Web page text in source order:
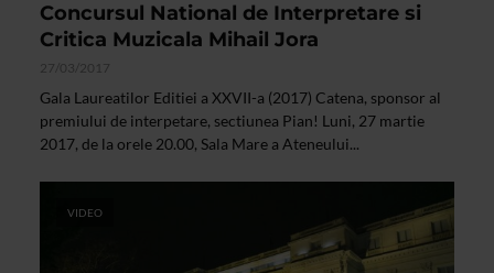
Concursul National de Interpretare si
Critica Muzicala Mihail Jora
27/03/2017
Gala Laureatilor Editiei a XXVII-a (2017) Catena, sponsor al
premiului de interpetare, sectiunea Pian! Luni, 27 martie
2017, de la orele 20.00, Sala Mare a Ateneului...
VIDEO